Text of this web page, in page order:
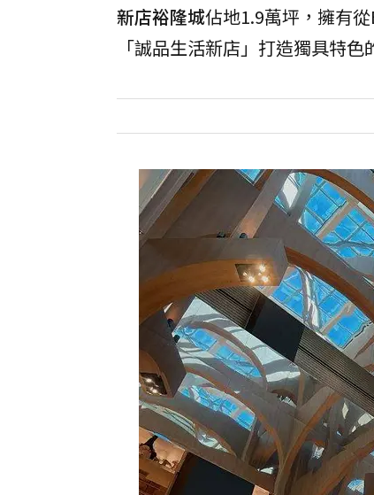
新店裕隆城佔地1.9萬坪，擁有
「誠品生活新店」打造獨具特